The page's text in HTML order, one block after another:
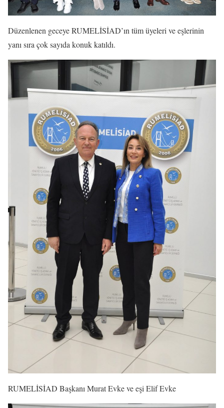
Düzenlenen geceye RUMELİSİAD’ın tüm üyeleri ve eşlerinin
yanı sıra çok sayıda konuk katıldı.
RUMELİSİAD Başkanı Murat Evke ve eşi Elif Evke